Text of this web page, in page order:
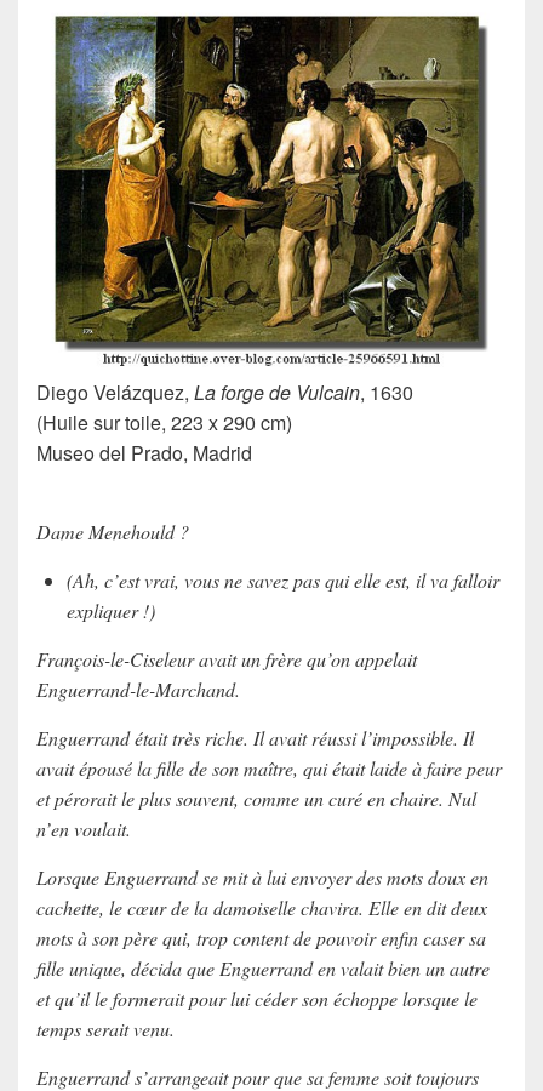
Diego Velázquez, La forge de Vulcain, 1630
(Huile sur toile, 223 x 290 cm)
Museo del Prado, Madrid
Dame Menehould ?
(Ah, c’est vrai, vous ne savez pas qui elle est, il va falloir
expliquer !)
François-le-Ciseleur avait un frère qu’on appelait
Enguerrand-le-Marchand.
Enguerrand était très riche. Il avait réussi l’impossible. Il
avait épousé la fille de son maître, qui était laide à faire peur
et pérorait le plus souvent, comme un curé en chaire. Nul
n’en voulait.
Lorsque Enguerrand se mit à lui envoyer des mots doux en
cachette, le cœur de la damoiselle chavira. Elle en dit deux
mots à son père qui, trop content de pouvoir enfin caser sa
fille unique, décida que Enguerrand en valait bien un autre
et qu’il le formerait pour lui céder son échoppe lorsque le
temps serait venu.
Enguerrand s’arrangeait pour que sa femme soit toujours